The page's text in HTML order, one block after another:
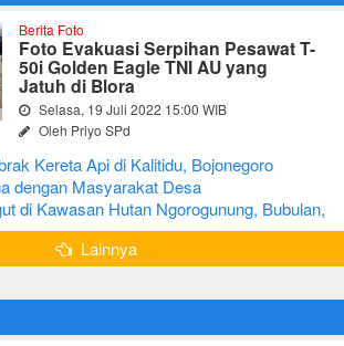
Berita Foto
Foto Evakuasi Serpihan Pesawat T-
50i Golden Eagle TNI AU yang
Jatuh di Blora
Selasa, 19 Juli 2022 15:00 WIB
Oleh Priyo SPd
Kereta Api di Kalitidu, Bojonegoro
dengan Masyarakat Desa
di Kawasan Hutan Ngorogunung, Bubulan,
Lainnya